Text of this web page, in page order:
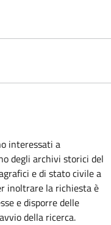
interessati a
degli archivi storici del
e di stato civile a
inoltrare la richiesta è
e disporre delle
della ricerca.